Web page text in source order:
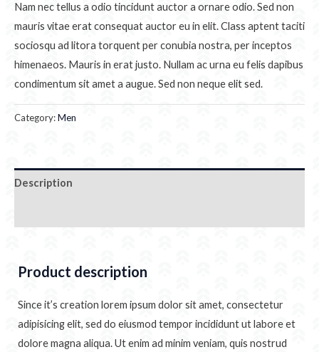
Nam nec tellus a odio tincidunt auctor a ornare odio. Sed non
mauris vitae erat consequat auctor eu in elit. Class aptent taciti
sociosqu ad litora torquent per conubia nostra, per inceptos
himenaeos. Mauris in erat justo. Nullam ac urna eu felis dapibus
condimentum sit amet a augue. Sed non neque elit sed.
Category:Men
Description
Product description
Since it’s creation lorem ipsum dolor sit amet, consectetur
adipisicing elit, sed do eiusmod tempor incididunt ut labore et
dolore magna aliqua. Ut enim ad minim veniam, quis nostrud